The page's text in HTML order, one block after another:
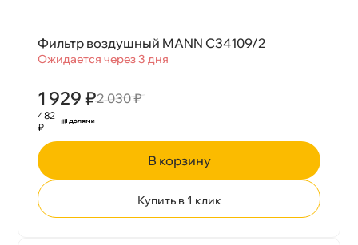
Фильтр воздушный MANN C34109/2
Ожидается через 3 дня
1 929 ₽2 030 ₽
482
₽
корзину
Купить в 1 клик